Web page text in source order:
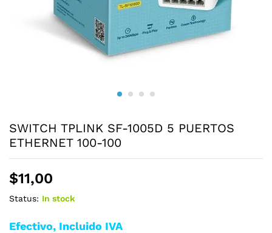
SWITCH TPLINK SF-1005D 5 PUERTOS
ETHERNET 100-100
$11,00
Status: In stock
Efectivo, Incluido IVA